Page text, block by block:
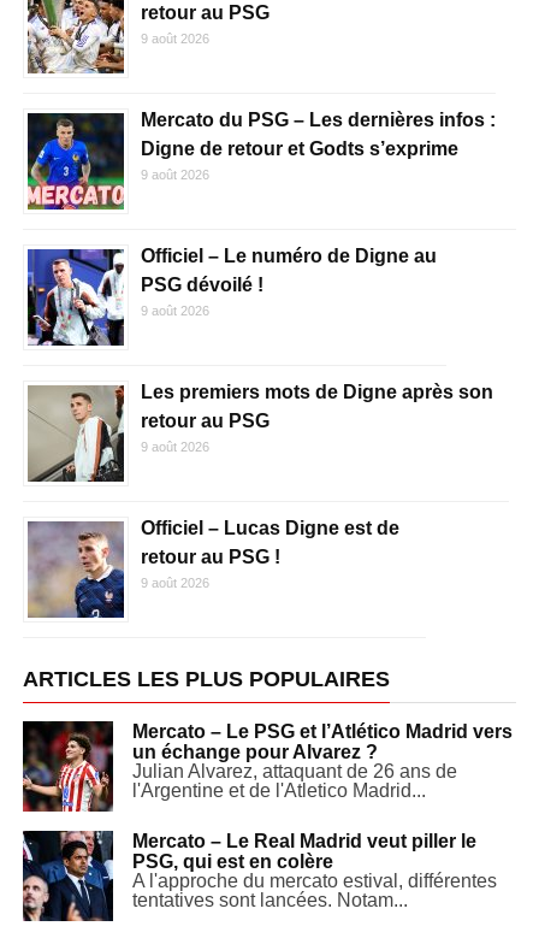
retour au PSG
9 août 2026
Mercato du PSG – Les dernières infos :
Digne de retour et Godts s’exprime
9 août 2026
Officiel – Le numéro de Digne au
PSG dévoilé !
9 août 2026
Les premiers mots de Digne après son
retour au PSG
9 août 2026
Officiel – Lucas Digne est de
retour au PSG !
9 août 2026
ARTICLES LES PLUS POPULAIRES
Mercato – Le PSG et l’Atlético Madrid vers
un échange pour Alvarez ?
Julian Alvarez, attaquant de 26 ans de
l'Argentine et de l'Atletico Madrid...
Mercato – Le Real Madrid veut piller le
PSG, qui est en colère
A l'approche du mercato estival, différentes
tentatives sont lancées. Notam...